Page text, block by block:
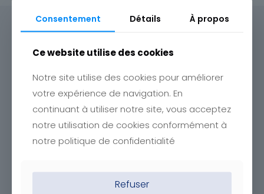
votre enfant
Inscriptions
Consentement Détails À propos
Ce website utilise des cookies
Notre site utilise des cookies pour améliorer
votre expérience de navigation. En
continuant à utiliser notre site, vous acceptez
notre utilisation de cookies conformément à
notre politique de confidentialité
Refuser